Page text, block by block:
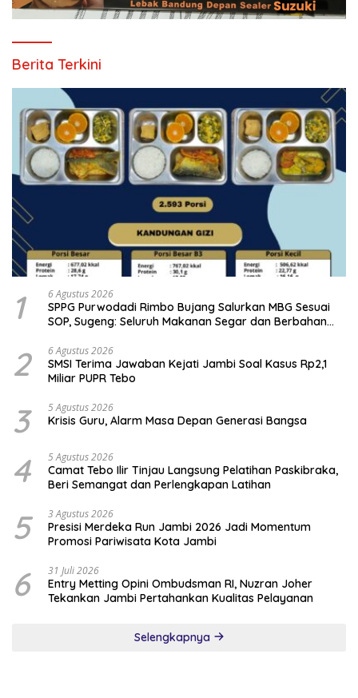
Berita Terkini
1 6 Agustus 2026
SPPG Purwodadi Rimbo Bujang Salurkan MBG Sesuai
SOP, Sugeng: Seluruh Makanan Segar dan Berbahan
2 6 Agustus 2026
SMSI Terima Jawaban Kejati Jambi Soal Kasus Rp2,1
Miliar PUPR Tebo
3 5 Agustus 2026
Krisis Guru, Alarm Masa Depan Generasi Bangsa
4 5 Agustus 2026
Camat Tebo Ilir Tinjau Langsung Pelatihan Paskibraka,
Beri Semangat dan Perlengkapan Latihan
5 3 Agustus 2026
Presisi Merdeka Run Jambi 2026 Jadi Momentum
Promosi Pariwisata Kota Jambi
6 31 Juli 2026
Entry Metting Opini Ombudsman RI, Nuzran Joher
Tekankan Jambi Pertahankan Kualitas Pelayanan
Selengkapnya